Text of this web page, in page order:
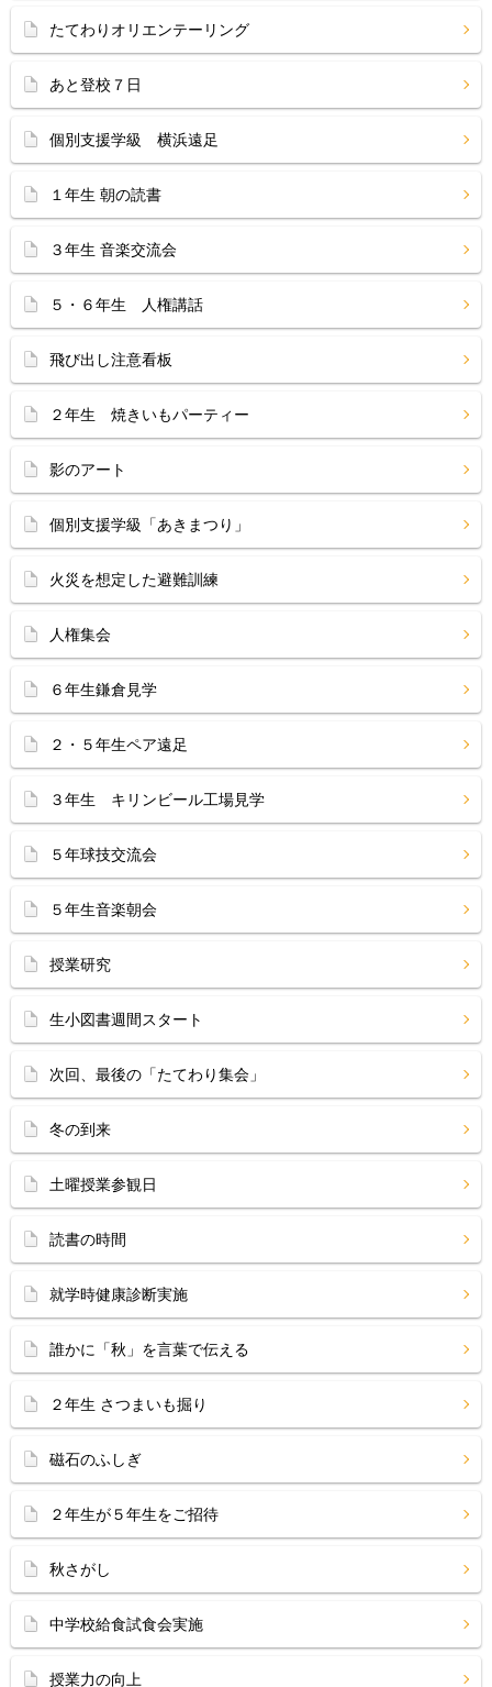
たてわりオリエンテーリング
あと登校７日
個別支援学級 横浜遠足
１年生 朝の読書
３年生 音楽交流会
５・６年生 人権講話
飛び出し注意看板
２年生 焼きいもパーティー
影のアート
個別支援学級「あきまつり」
火災を想定した避難訓練
人権集会
６年生鎌倉見学
２・５年生ペア遠足
３年生 キリンビール工場見学
５年球技交流会
５年生音楽朝会
授業研究
生小図書週間スタート
次回、最後の「たてわり集会」
冬の到来
土曜授業参観日
読書の時間
就学時健康診断実施
誰かに「秋」を言葉で伝える
２年生 さつまいも掘り
磁石のふしぎ
２年生が５年生をご招待
秋さがし
中学校給食試食会実施
授業力の向上